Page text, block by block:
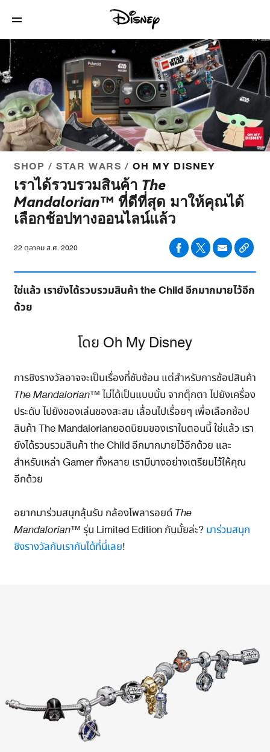
SHOP / STAR WARS / OH MY DISNEY
เราได้รวบรวมสินค้า The
Mandalorian™ ที่ดีที่สุด มาให้คุณได้
เลือกช้อปทางออนไลน์แล้ว
22 ตุลาคม ส.ศ. 2020
ใช่แล้ว เรายังได้รวบรวมสินค้า the Child อีกมากมายไว้อีก
ด้วย
โดย Oh My Disney
การชิงรางวัลอาจจะเป็นเรื่องที่ซับซ้อน แต่สำหรับการช้อปสินค้า
The Mandalorian™ไม่ได้เป็นแบบนั้น จากตุ๊กตา ไปยังเครื่อง
ประดับ ไปยังของเล่นของสะสม เลื่อนไปเรื่อยๆ เพื่อเลือกช้อป
สินค้า The Mandalorianยอดนิยมของเราในตอนนี้ ใช่แล้ว เรา
ยังได้รวบรวมสินค้า the Child อีกมากมายไว้อีกด้วย และ
สำหรับเหล่า Gamer ทั้งหลาย เรามีบางอย่างเตรียมไว้ให้คุณ
อีกด้วย
อยากมาร่วมสนุกลุ้นรับ กล้องโพลารอยด์The
Mandalorian™รุ่น Limited Edition กันมั้ยล่ะ?มาร่วมสนุก
ชิงรางวัลกับเรากันได้ที่นี่เลย!